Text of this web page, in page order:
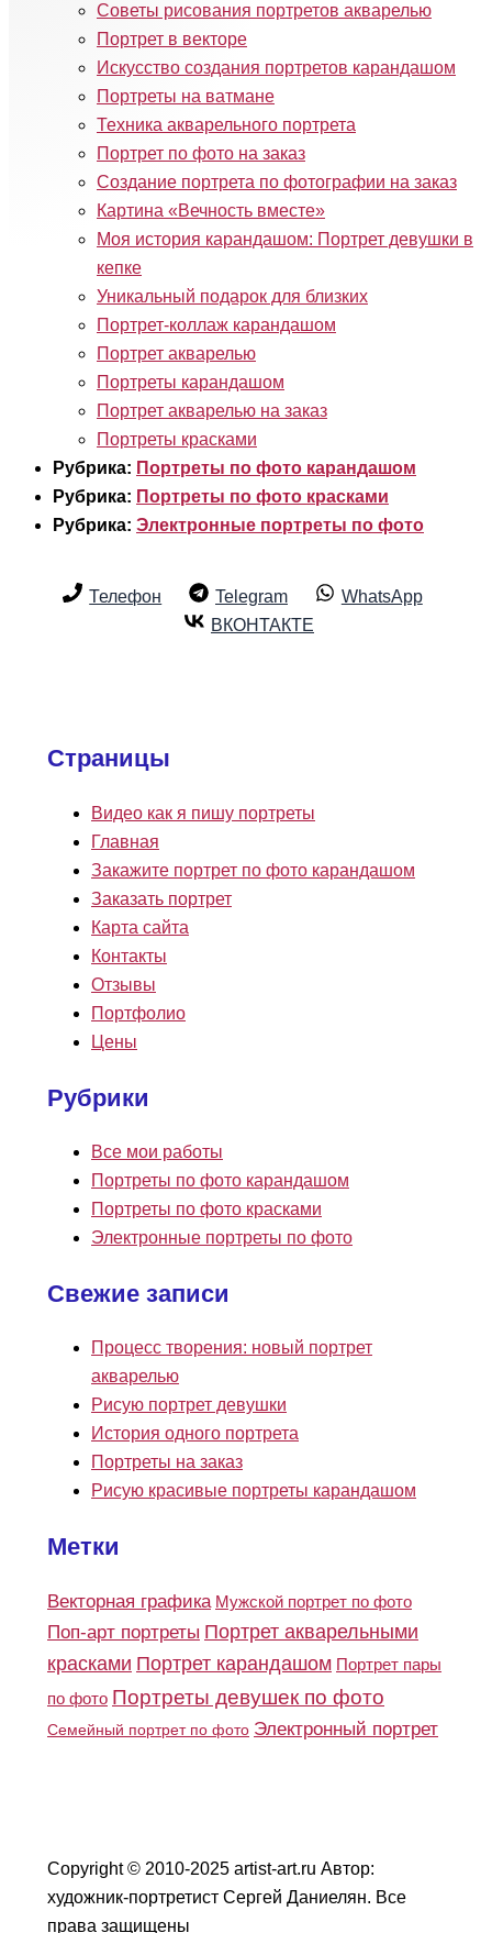
Советы рисования портретов акварелью
Портрет в векторе
Искусство создания портретов карандашом
Портреты на ватмане
Техника акварельного портрета
Портрет по фото на заказ
Создание портрета по фотографии на заказ
Картина «Вечность вместе»
Моя история карандашом: Портрет девушки в
кепке
Уникальный подарок для близких
Портрет-коллаж карандашом
Портрет акварелью
Портреты карандашом
Портрет акварелью на заказ
Портреты красками
Рубрика: Портреты по фото карандашом
Рубрика: Портреты по фото красками
Рубрика: Электронные портреты по фото
Телефон Telegram
WhatsApp
ВКОНТАКТЕ
Страницы
Видео как я пишу портреты
Главная
Закажите портрет по фото карандашом
Заказать портрет
Карта сайта
Контакты
Отзывы
Портфолио
Цены
Рубрики
Все мои работы
Портреты по фото карандашом
Портреты по фото красками
Электронные портреты по фото
Свежие записи
Процесс творения: новый портрет
акварелью
Рисую портрет девушки
История одного портрета
Портреты на заказ
Рисую красивые портреты карандашом
Метки
Векторная графика Мужской портрет по фото
Поп-арт портреты Портрет акварельными
красками Портрет карандашом Портрет пары
по фото Портреты девушек по фото
Семейный портрет по фото Электронный портрет
Copyright © 2010-2025 artist-art.ru Автор:
художник-портретист Сергей Даниелян. Все
права защищены